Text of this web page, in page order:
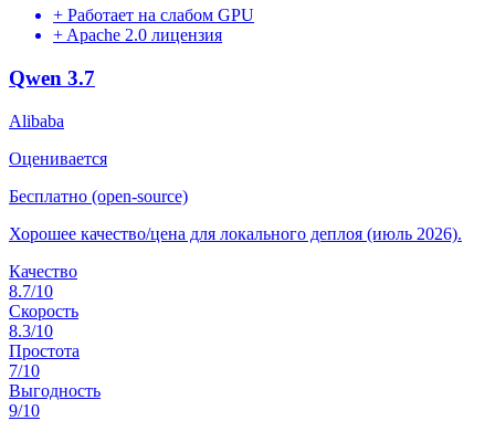
+ Работает на слабом GPU
+ Apache 2.0 лицензия
Qwen 3.7
Alibaba
Оценивается
Бесплатно (open-source)
Хорошее качество/цена для локального деплоя (июль 2026).
Качество
8.7/10
Скорость
8.3/10
Простота
7/10
Выгодность
9/10